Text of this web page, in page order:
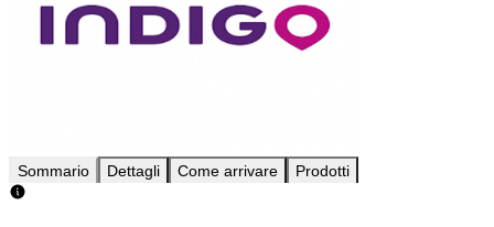
Sommario Dettagli Come arrivare Prodotti